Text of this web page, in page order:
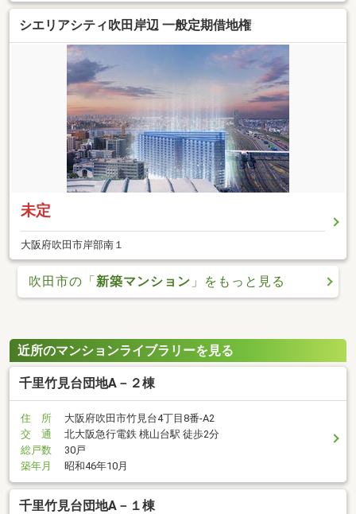
シエリアシティ吹田岸辺 一般定期借地権
未定
大阪府吹田市岸部南１
吹田市の「 新築マンション 」をもっと見る
近所のマンションライブラリーを見る
千里竹見台団地A－２棟
住 所
大阪府吹田市竹見台4丁目8番-A2
交 通
北大阪急行電鉄 桃山台駅 徒歩2分
総戸数
30戸
築年月
昭和46年10月
千里竹見台団地A－１棟